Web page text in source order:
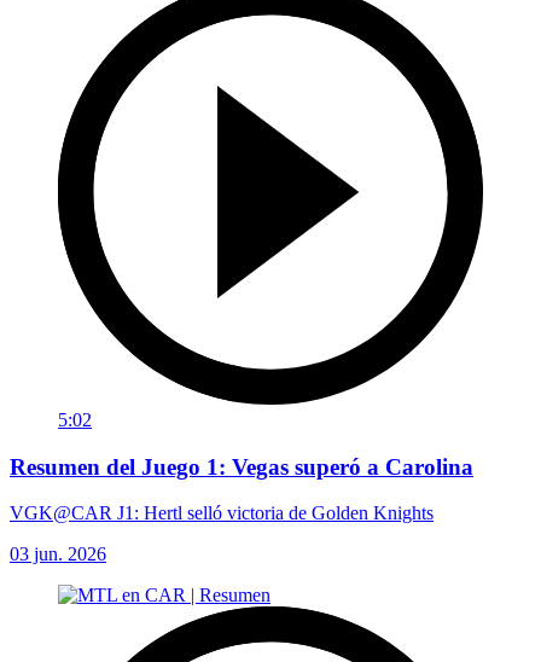
5:02
Resumen del Juego 1: Vegas superó a Carolina
VGK@CAR J1: Hertl selló victoria de Golden Knights
03 jun. 2026